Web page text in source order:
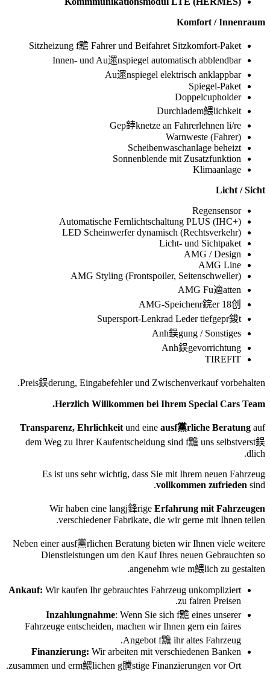
Komfort / Innenraum
Sitzheizung f黵 Fahrer und Beifahret Sitzkomfort-Paket
Innen- und Au遝nspiegel automatisch abblendbar
Au遝nspiegel elektrisch anklappbar
Spiegel-Paket
Doppelcupholder
Durchladem鰃lichkeit
Gep鋍knetze an Fahrerlehnen li/re
Warnweste (Fahrer)
Scheibenwaschanlage beheizt
Sonnenblende mit Zusatzfunktion
Klimaanlage
Licht / Sicht
Regensensor
Automatische Fernlichtschaltung PLUS (IHC+)
LED Scheinwerfer dynamisch (Rechtsverkehr)
Licht- und Sichtpaket
AMG / Design
AMG Line
AMG Styling (Frontspoiler, Seitenschweller)
AMG Fu適atten
AMG-Speichenr鋎er 18创
Supersport-Lenkrad Leder tiefgepr鋑t
Anh鋘gung / Sonstiges
Anh鋘gevorrichtung
TIREFIT
Preis鋘derung, Eingabefehler und Zwischenverkauf vorbehalten.
Herzlich Willkommen bei Ihrem Special Cars Team.
Transparenz, Ehrlichkeit und eine ausf黨rliche Beratung auf
dem Weg zu Ihrer Kaufentscheidung sind f黵 uns selbstverst鋘
dlich.
Es ist uns sehr wichtig, dass Sie mit Ihrem neuen Fahrzeug
vollkommen zufrieden sind.
Wir haben eine langj鋒rige Erfahrung mit Fahrzeugen
verschiedener Fabrikate, die wir gerne mit Ihnen teilen.
Neben einer ausf黨rlichen Beratung bieten wir Ihnen viele weitere
Dienstleistungen um den Kauf Ihres neuen Gebrauchten so
angenehm wie m鰃lich zu gestalten.
Ankauf: Wir kaufen Ihr gebrauchtes Fahrzeug unkompliziert
zu fairen Preisen.
Inzahlungnahme: Wenn Sie sich f黵 eines unserer
Fahrzeuge entscheiden, machen wir Ihnen gern ein faires
Angebot f黵 ihr altes Fahrzeug.
Finanzierung: Wir arbeiten mit verschiedenen Banken
zusammen und erm鰃lichen g黱stige Finanzierungen vor Ort.